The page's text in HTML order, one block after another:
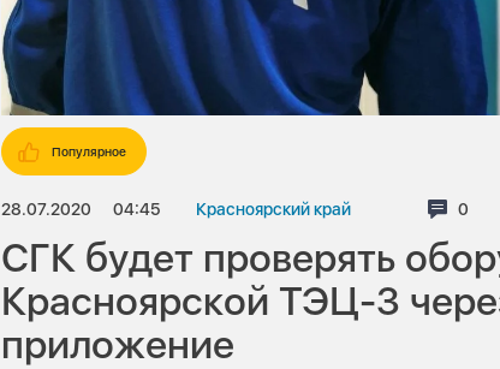
Популярное
28.07.2020 04:45 Красноярский край 0
СГК будет проверять
Красноярской ТЭЦ-3
приложение